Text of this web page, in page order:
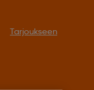
Tarjoukseen